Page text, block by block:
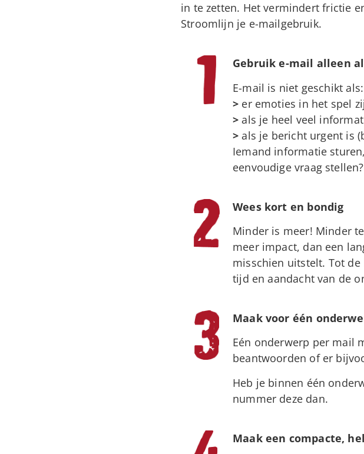
in te zetten. Het vermindert frictie
Stroomlijn je e-mailgebruik.
Gebruik e-mail alleen
E-mail is niet geschikt als:
> er emoties in het spel
> als je heel veel
> als je bericht urgent is
Iemand informatie
eenvoudige vraag
Wees kort en bondig
Minder is meer! Minder
meer impact, dan een
misschien uitstelt. Tot
tijd en aandacht van de
Maak voor één
Eén onderwerp per mail
beantwoorden of er
Heb je binnen één
nummer deze dan.
Maak een compacte,